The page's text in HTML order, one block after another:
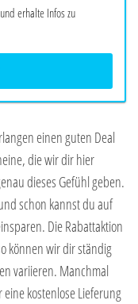
erhalte Infos zu
einen guten Deal
die wir dir hier
dieses Gefühl geben.
schon kannst du auf
Die Rabattaktion
können wir dir ständig
variieren. Manchmal
kostenlose Lieferung